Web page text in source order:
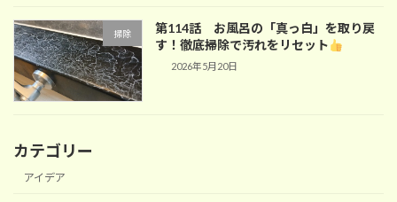
掃除
第114話 お風呂の「真っ白」を取り戻
す！徹底掃除で汚れをリセット
2026年5月20日
カテゴリー
アイデア